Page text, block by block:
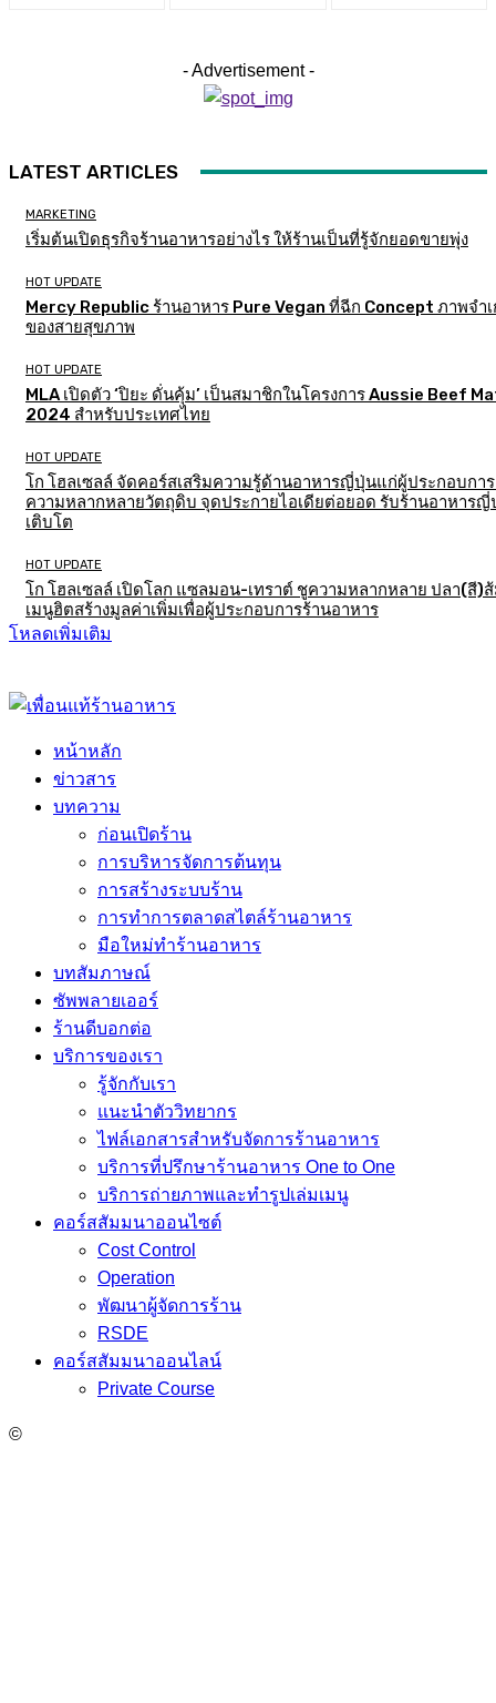
- Advertisement -
LATEST ARTICLES
MARKETING
เริ่มต้นเปิดธุรกิจร้านอาหารอย่างไร ให้ร้านเป็นที่รู้จักยอดขายพุ่ง
HOT UPDATE
Mercy Republic ร้านอาหาร Pure Vegan ที่ฉีก Concept ภาพจำเ
ของสายสุขภาพ
HOT UPDATE
MLA เปิดตัว ‘ปิยะ ดั่นคุ้ม’ เป็นสมาชิกในโครงการ Aussie Beef
2024 สำหรับประเทศไทย
HOT UPDATE
โก โฮลเซลล์ จัดคอร์สเสริมความรู้ด้านอาหารญี่ปุ่นแก่ผู้ประกอบกา
ความหลากหลายวัตถุดิบ จุดประกายไอเดียต่อยอด รับร้านอาหาร
เติบโต
HOT UPDATE
โก โฮลเซลล์ เปิดโลก แซลมอน-เทราต์ ชูความหลากหลาย ปลา(สี)
เมนูฮิตสร้างมูลค่าเพิ่มเพื่อผู้ประกอบการร้านอาหาร
โหลดเพิ่มเติม
หน้าหลัก
ข่าวสาร
บทความ
ก่อนเปิดร้าน
การบริหารจัดการต้นทุน
การสร้างระบบร้าน
การทำการตลาดสไตล์ร้านอาหาร
มือใหม่ทำร้านอาหาร
บทสัมภาษณ์
ซัพพลายเออร์
ร้านดีบอกต่อ
บริการของเรา
รู้จักกับเรา
แนะนำตัววิทยากร
ไฟล์เอกสารสำหรับจัดการร้านอาหาร
บริการที่ปรึกษาร้านอาหาร One to One
บริการถ่ายภาพและทำรูปเล่มเมนู
คอร์สสัมมนาออนไซต์
Cost Control
Operation
พัฒนาผู้จัดการร้าน
RSDE
คอร์สสัมมนาออนไลน์
Private Course
©